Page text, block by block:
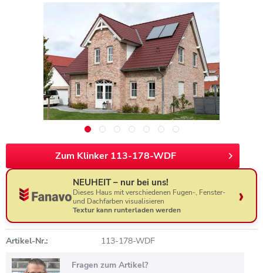
Zum Klinker 113-178-WDF
NEUHEIT – nur bei uns!
Dieses Haus mit verschiedenen Fugen-, Fenster-
und Dachfarben visualisieren
Textur kann runterladen werden
Artikel-Nr.: 113-178-WDF
Fragen zum Artikel?